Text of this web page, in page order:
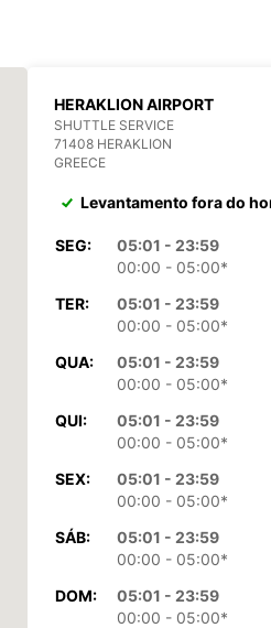
HERAKLION AIRPORT
SHUTTLE SERVICE
71408 HERAKLION
GREECE
Levantamento fora do
SEG:
05:01 - 23:59
00:00 - 05:00*
TER:
05:01 - 23:59
00:00 - 05:00*
QUA:
05:01 - 23:59
00:00 - 05:00*
QUI:
05:01 - 23:59
00:00 - 05:00*
SEX:
05:01 - 23:59
00:00 - 05:00*
SÁB:
05:01 - 23:59
00:00 - 05:00*
DOM:
05:01 - 23:59
00:00 - 05:00*